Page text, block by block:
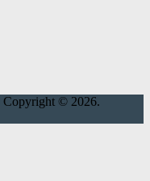
Copyright © 2026.